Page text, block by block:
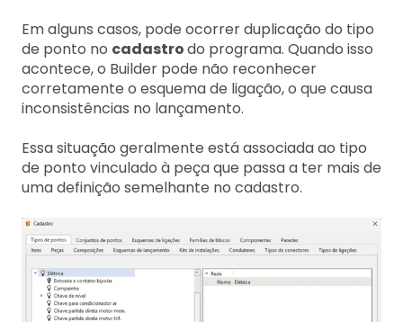
Em alguns casos, pode ocorrer duplicação do tipo
de ponto no cadastrodo programa. Quando isso
acontece, o Builder pode não reconhecer
corretamente o esquema de ligação, o que causa
inconsistências no lançamento.
Essa situação geralmente está associada ao tipo
de ponto vinculado à peça que passa a ter mais de
uma definição semelhante no cadastro.